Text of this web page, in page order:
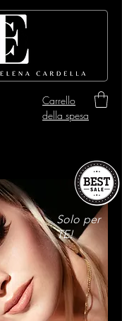
Carrello
della spesa
Solo per
TE!